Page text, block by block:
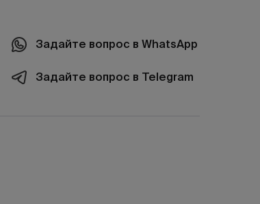
Задайте вопрос в WhatsApp
Задайте вопрос в Telegram